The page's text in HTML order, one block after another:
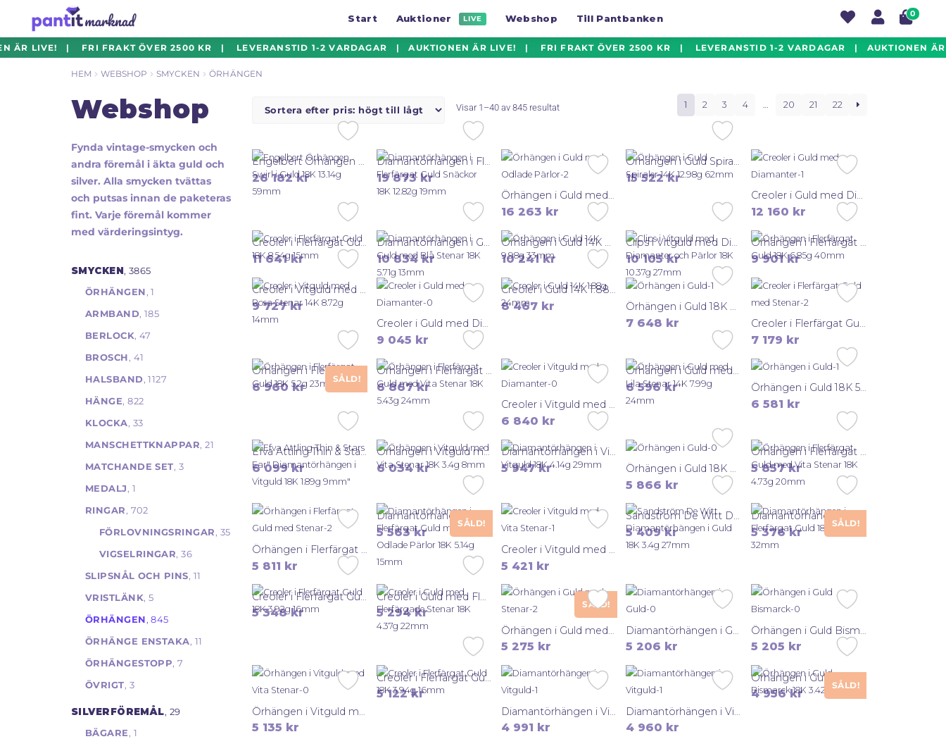
Hoppa
till
navigering
Hoppa
till
innehåll
LIVE! | FRI FRAKT ÖVER 2500 KR | LEVERANSTID 1-2 VARDAGAR | AUKTIONEN ÄR LIVE! | FRI FRAKT ÖVER 2500 KR | LEVERANSTID 1-2 VARDAGAR |
Start Auktioner LIVE Webshop Till Pantbanken 0
HEM WEBSHOP SMYCKEN ÖRHÄNGEN
Webshop
Fynda vintage-smycken och
andra föremål i äkta guld och
silver. Alla smycken tvättas
och putsas innan de paketeras
fint. Varje föremål kommer
med värderingsintyg.
SMYCKEN, 3865
ÖRHÄNGEN , 1
ARMBAND, 185
BERLOCK, 47
BROSCH , 41
HALSBAND, 1127
HÄNGE, 822
KLOCKA, 33
MANSCHETTKNAPPAR, 21
MATCHANDE SET, 3
MEDALJ , 1
RINGAR , 702
FÖRLOVNINGSRINGAR , 35
VIGSELRINGAR, 36
SLIPSNÅL OCH PINS, 11
VRISTLÄNK, 5
ÖRHÄNGEN , 845
ÖRHÄNGE ENSTAKA, 11
ÖRHÄNGESTOPP, 7
ÖVRIGT, 3
SILVERFÖREMÅL, 29
BÄGARE , 1
Visar 1–40 av 845 resultatSorterade
högt
till
lågt
1 2 3 4 20 21 22
Engelbert Örhängen Swirl i Guld 18K 13.14g 59mm
26 182kr
Diamantörhängen i Flerfärgat Guld Snäckor 18K 12.82g 19mm
19 873 kr
Örhängen i Guld med Odlade Pärlor 18K 13.71g 67mm
16 263 kr
Örhängen i Guld Spiraler 14K 12.98g 62mm
15 522kr
Creoler i Guld med Diamanter 18K 8.21g 14mm
12 160 kr
Creoler i Flerfärgat Guld 18K 8.54g 15mm
11 641kr
Diamantörhängen i Guld med Blå Stenar 18K 5.71g 13mm
10 834kr
Örhängen i Guld 14K 9.98g 33mm
10 241kr
Clips i Vitguld med Diamanter och Pärlor 18K 10.37g 27mm
10 105kr
Örhängen i Flerfärgat Guld 18K 6.85g 40mm
9 901kr
Creoler i Vitguld med Rosa Stenar 14K 8.72g 14mm
9 727kr
Creoler i Guld med Diamanter 18K 5.76g 13mm
9 045 kr
Creoler i Guld 14K 1.88g 24mm
8 467 kr Örhängen i Guld 18K 4.83g 19mm
7 648 kr Creoler i Flerfärgat Guld med Stenar 14K 7.06g 18mm
7 179 kr
SÅLD!
6 960kr
Örhängen i Flerfärgat Guld med Vita Stenar 18K 5.43g 24mm
6 867kr
Creoler i Vitguld med Diamanter 18K 4.23g 13mm
6 840 kr
Örhängen i Guld med Lila Stenar 14K 7.99g 24mm
6 596kr Örhängen i Guld 18K 5.3g 16mm
6 581 kr
Efva Attling Thin & Stars Ear” Diamantörhängen i Vitguld 18K 1.89g 9mm”
6 099kr
Örhängen i Vitguld med Vita Stenar 18K 3.4g 8mm
6 034kr
Diamantörhängen i Vitguld 18K 4.14g 29mm
5 947kr Örhängen i Guld 18K 4.35g 16mm
5 866 kr
Örhängen i Flerfärgat Guld med Vita Stenar 18K 4.73g 20mm
5 857kr
Örhängen i Flerfärgat Guld med Stenar 14K 4.5g 14mm
5 811 kr
SÅLD!
5 563kr
Creoler i Vitguld med Vita Stenar 18K 3.63g 12mm
5 421 kr
Sandström De Witt Diamantörhängen i Guld 18K 3.4g 27mm
5 409kr
SÅLD!
5 376kr
Creoler i Flerfärgat Guld 18K 3.92g 16mm
5 348 kr
Creoler i Guld med Flerfärgade Stenar 18K 4.37g 22mm
5 294kr
SÅLD!
Örhängen i Guld med Stenar 18K 2.83g 9mm
5 275 kr
Diamantörhängen i Guld 18K 3.67g 27mm
5 206 kr
Örhängen i Guld Bismarck 18K 3.13g 30mm
5 205 kr
Örhängen i Vitguld med Vita Stenar 18K 4.26g 30mm
5 135 kr
Creoler i Flerfärgat Guld 18K 3.94g 16mm
5 122kr
Diamantörhängen i Vitguld 18K 3.17g 10mm
4 991 kr
Diamantörhängen i Vitguld 18K 3.44g 12mm
4 960 kr
SÅLD!
4 956kr